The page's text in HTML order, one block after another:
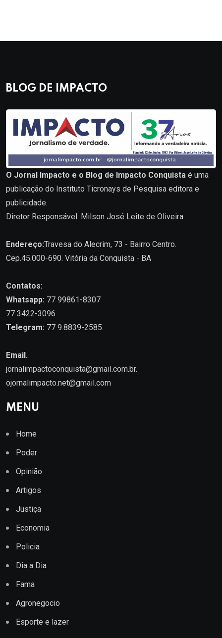
BLOG DE IMPACTO
O Jornal Impacto e o Blog de Impacto Conquista é uma
publicação do Instituto Ticronays de Pesquisa editora e
publicidade.
Diretor Responsável: Milson José Leite de Oliveira
Endereço:Travesa do Alecrim, 73 - Bairro Centro.
Cep.45.000-690. Vitória da Conquista - BA
Contatos:
Whatsapp: 77 99861-8307
77 3422-3096
Telegram: 77 9.8839-2585.
Email.
jornalimpactoconquista@gmail.com.br.
ojornalimpacto.net@gmail.com
MENU
Home
Poder
Opinião
Artigos
Justiça
Economia
Policia
Dia a Dia
Fama
Agronegocio
Esporte e lazer